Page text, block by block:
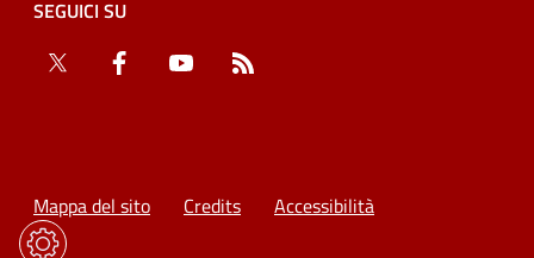
SEGUICI SU
Twitter
Facebook YouTube
Mappa del sito Credits Accessibilità